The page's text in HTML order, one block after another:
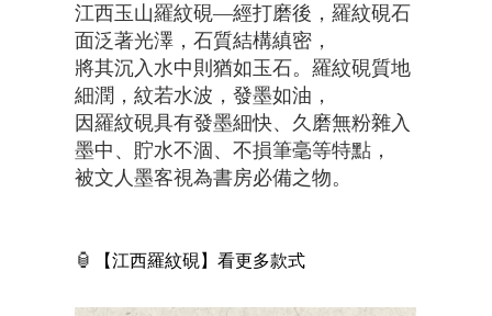
江西玉山羅紋硯—經打磨後，羅紋硯石
面泛著光澤，石質結構縝密，
將其沉入水中則猶如玉石。羅紋硯質地
細潤，紋若水波，發墨如油，
因羅紋硯具有發墨細快、久磨無粉雜入
墨中、貯水不涸、不損筆毫等特點，
被文人墨客視為書房必備之物。
🏮 【江西羅紋硯】看更多款式